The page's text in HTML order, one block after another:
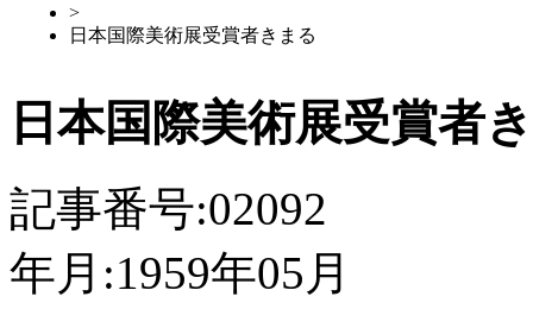
>
日本国際美術展受賞者きまる
日本国際美術展受賞者
記事番号:02092
年月:1959年05月